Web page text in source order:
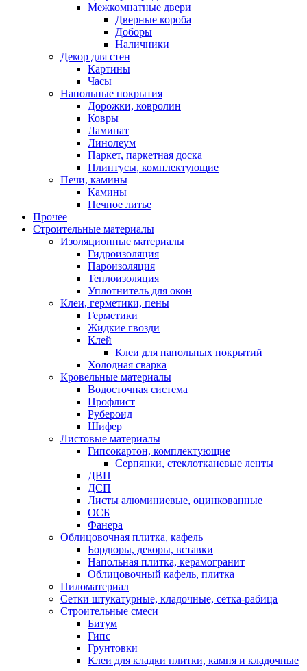
Межкомнатные двери
Дверные короба
Доборы
Наличники
Декор для стен
Картины
Часы
Напольные покрытия
Дорожки, ковролин
Ковры
Ламинат
Линолеум
Паркет, паркетная доска
Плинтусы, комплектующие
Печи, камины
Камины
Печное литье
Прочее
Строительные материалы
Изоляционные материалы
Гидроизоляция
Пароизоляция
Теплоизоляция
Уплотнитель для окон
Клеи, герметики, пены
Герметики
Жидкие гвозди
Клей
Клеи для напольных покрытий
Холодная сварка
Кровельные материалы
Водосточная система
Профлист
Рубероид
Шифер
Листовые материалы
Гипсокартон, комплектующие
Серпянки, стеклотканевые ленты
ДВП
ДСП
Листы алюминиевые, оцинкованные
ОСБ
Фанера
Облицовочная плитка, кафель
Бордюры, декоры, вставки
Напольная плитка, керамогранит
Облицовочный кафель, плитка
Пиломатериал
Сетки штукатурные, кладочные, сетка-рабица
Строительные смеси
Битум
Гипс
Грунтовки
Клеи для кладки плитки, камня и кладочные